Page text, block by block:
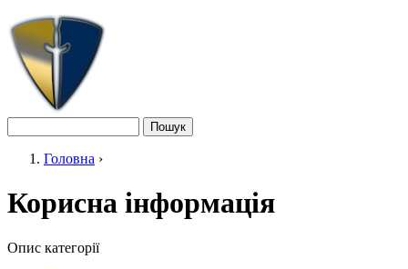
Jump to navigation
Головна ›
Корисна інформація
Опис категорії